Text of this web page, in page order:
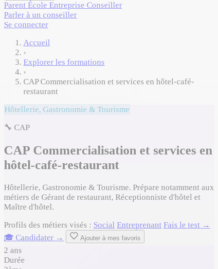
Parent École Entreprise Conseiller
Parler à un conseiller
Se connecter
Accueil
›
Explorer les formations
›
CAP Commercialisation et services en hôtel-café-
restaurant
Hôtellerie, Gastronomie & Tourisme
🔧 CAP
CAP Commercialisation et services en
hôtel-café-restaurant
Hôtellerie, Gastronomie & Tourisme. Prépare notamment aux
métiers de Gérant de restaurant, Réceptionniste d'hôtel et
Maître d'hôtel.
Profils des métiers visés : Social Entreprenant Fais le test →
🎓 Candidater →
Ajouter à mes favoris
2 ans
Durée